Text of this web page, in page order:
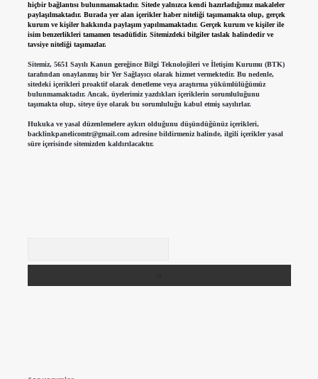
hiçbir bağlantısı bulunmamaktadır. Sitede yalnızca kendi hazırladığımız makaleler
paylaşılmaktadır. Burada yer alan içerikler haber niteliği taşımamakta olup, gerçek
kurum ve kişiler hakkında paylaşım yapılmamaktadır. Gerçek kurum ve kişiler ile
isim benzerlikleri tamamen tesadüfidir. Sitemizdeki bilgiler taslak halindedir ve
tavsiye niteliği taşımazlar.
Sitemiz, 5651 Sayılı Kanun gereğince Bilgi Teknolojileri ve İletişim Kurumu (BTK)
tarafından onaylanmış bir Yer Sağlayıcı olarak hizmet vermektedir. Bu nedenle,
sitedeki içerikleri proaktif olarak denetleme veya araştırma yükümlülüğümüz
bulunmamaktadır. Ancak, üyelerimiz yazdıkları içeriklerin sorumluluğunu
taşımakta olup, siteye üye olarak bu sorumluluğu kabul etmiş sayılırlar.
Hukuka ve yasal düzenlemelere aykırı olduğunu düşündüğünüz içerikleri,
backlinkpanelicomtr@gmail.comadresine bildirmeniz halinde, ilgili içerikler yasal
süre içerisinde sitemizden kaldırılacaktır.